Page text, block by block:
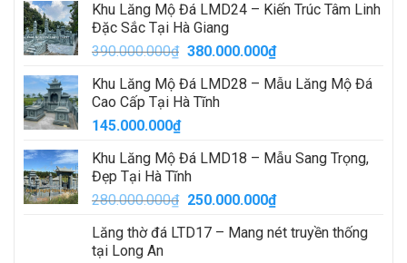
Khu Lăng Mộ Đá LMD24 – Kiến Trúc Tâm Linh
Đặc Sắc Tại Hà Giang
390.000.000₫ Giá
là:
390.000.000₫.
380.000.000₫Giá
tại
Khu Lăng Mộ Đá LMD28 – Mẫu Lăng Mộ Đá
Cao Cấp Tại Hà Tĩnh
145.000.000₫
Khu Lăng Mộ Đá LMD18 – Mẫu Sang Trọng,
Đẹp Tại Hà Tĩnh
280.000.000₫ Giá
là:
250.000.000₫Giá
tại
Lăng thờ đá LTD17 – Mang nét truyền thống
tại Long An